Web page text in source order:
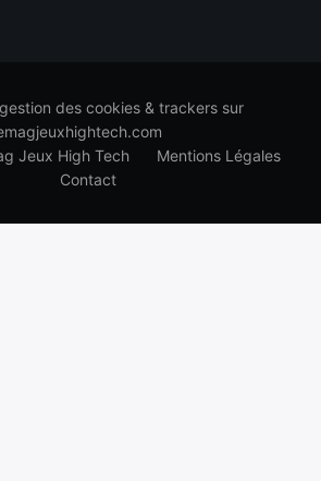
des cookies & trackers sur
Jeux High Tech
Mentions Légales
Contact